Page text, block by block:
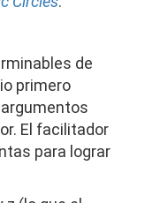
de
primero
El facilitador
para lograr